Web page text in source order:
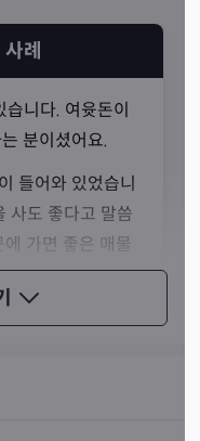
례
니다. 여윳돈이
분이셨어요.
들어와 있었습니
사도 좋다고 말씀
가면 좋은 매물
렸습니다.